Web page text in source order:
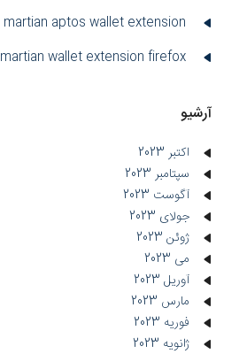
martian aptos wallet extension
martian wallet extension firefox
آرشیو
اکتبر 2023
سپتامبر 2023
آگوست 2023
جولای 2023
ژوئن 2023
می 2023
آوریل 2023
مارس 2023
فوریه 2023
ژانویه 2023